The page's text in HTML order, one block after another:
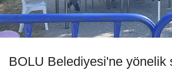
BOLU Belediyesi'ne yönelik